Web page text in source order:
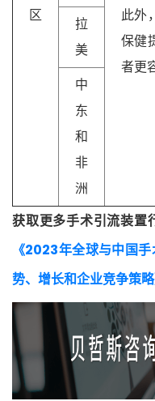
区
此外
保健
者更
拉
美
中
东
和
非
洲
获取更多手术引流装置
《2023年全球与中国
势、增长和企业竞争策略